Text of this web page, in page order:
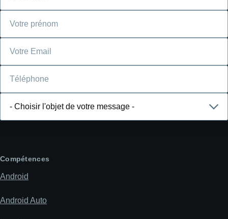
message
Compétences
Android
Android Auto